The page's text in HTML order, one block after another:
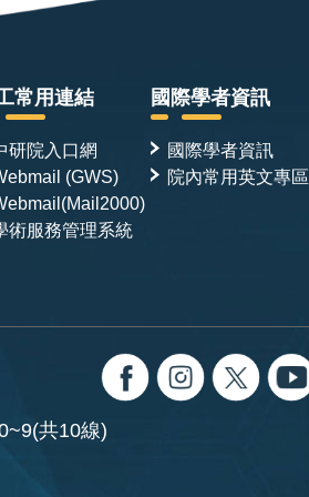
常用連結
研院入口網
(GWS)
術服務管理系統
國際學者資訊
國際學者資訊
院內常用英文專區
共10線)